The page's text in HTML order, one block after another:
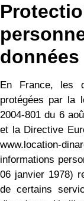
En France, les
protégées par la
2004-801 du 6
et la Directive
www.location-
informations
06 janvier 1978)
de certains